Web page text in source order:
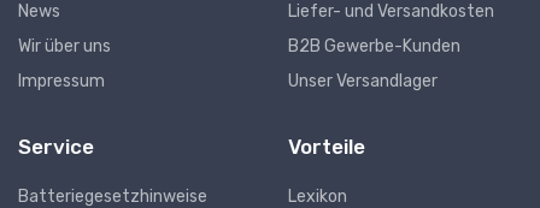
News
Wir über uns
Impressum
Liefer- und Versandkosten
B2B Gewerbe-Kunden
Unser Versandlager
Service
Batteriegesetzhinweise
Vorteile
Lexikon